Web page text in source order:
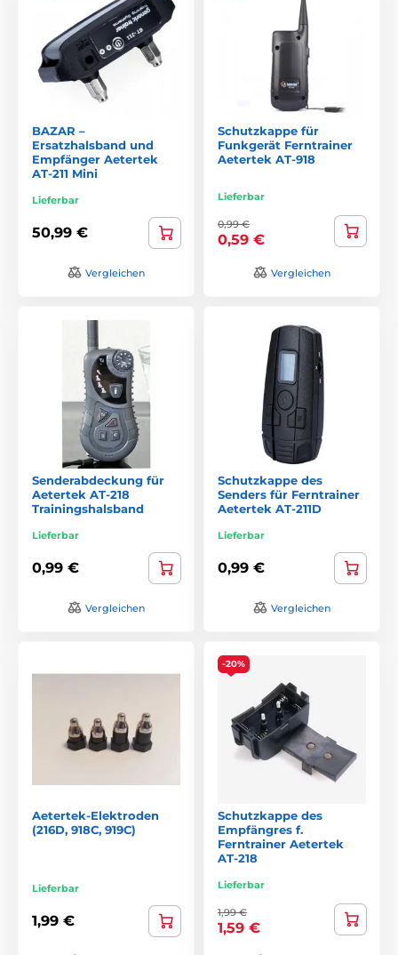
BAZAR –
Ersatzhalsband und
Empfänger Aetertek
AT-211 Mini
Lieferbar
50,99 €
Vergleichen
Schutzkappe für
Funkgerät Ferntrainer
Aetertek AT-918
Lieferbar
0,99 €
0,59 €
Vergleichen
Senderabdeckung für
Aetertek AT-218
Trainingshalsband
Lieferbar
0,99 €
Vergleichen
Schutzkappe des
Senders für Ferntrainer
Aetertek AT-211D
Lieferbar
0,99 €
Vergleichen
Aetertek-Elektroden
(216D, 918C, 919C)
Lieferbar
1,99 €
-20%
Schutzkappe des
Empfängres f.
Ferntrainer Aetertek
AT-218
Lieferbar
1,99 €
1,59 €